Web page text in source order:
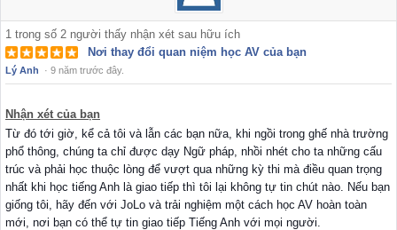
1 trong số 2 người thấy nhận xét sau hữu ích
Nơi thay đổi quan niệm học AV của bạn
Lý Anh · 9 năm trước đây.
Nhận xét của bạn
Từ đó tới giờ, kể cả tôi và lẫn các bạn nữa, khi ngồi trong ghế nhà trường
phổ thông, chúng ta chỉ được dạy Ngữ pháp, nhồi nhét cho ta những cấu
trúc và phải học thuộc lòng để vượt qua những kỳ thi mà điều quan trọng
nhất khi học tiếng Anh là giao tiếp thì tôi lại không tự tin chút nào. Nếu bạn
giống tôi, hãy đến với JoLo và trải nghiệm một cách học AV hoàn toàn
mới, nơi bạn có thể tự tin giao tiếp Tiếng Anh với mọi người.